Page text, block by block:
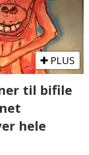
PLUS
til bifile
hele